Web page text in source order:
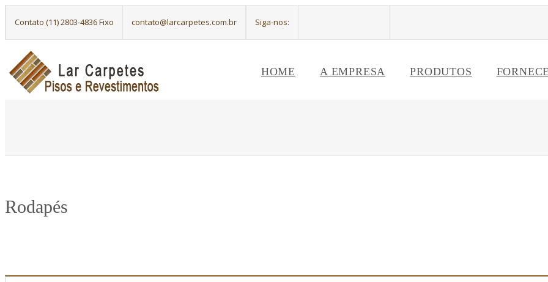
Contato (11) 2803-4836 Fixo contato@larcarpetes.com.br Siga-nos:
HOME A EMPRESA PRODUTOS
Rodapés